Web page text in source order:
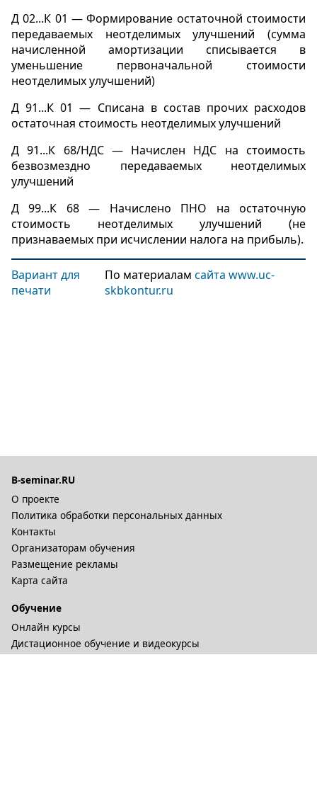
Д 02...К 01 — Формирование остаточной стоимости
передаваемых неотделимых улучшений (сумма
начисленной амортизации списывается в
уменьшение первоначальной стоимости
неотделимых улучшений)
Д 91...К 01 — Списана в состав прочих расходов
остаточная стоимость неотделимых улучшений
Д 91...К 68/НДС — Начислен НДС на стоимость
безвозмездно передаваемых неотделимых
улучшений
Д 99...К 68 — Начислено ПНО на остаточную
стоимость неотделимых улучшений (не
признаваемых при исчислении налога на прибыль).
Вариант для
печати
По материаламсайта www.uc-
skbkontur.ru
B-seminar.RU
О проекте
Политика обработки персональных данных
Контакты
Организаторам обучения
Размещение рекламы
Карта сайта
Обучение
Онлайн курсы
Дистационное обучение и видеокурсы